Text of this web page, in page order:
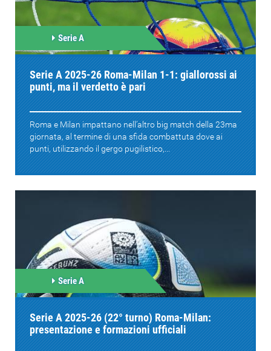
Serie A
Serie A 2025-26 Roma-Milan 1-1: giallorossi ai
punti, ma il verdetto è pari
Roma e Milan impattano nell’altro big match della 23ma
giornata, al termine di una sfida combattuta dove ai
punti, utilizzando il gergo pugilistico,...
Serie A
Serie A 2025-26 (22° turno) Roma-Milan:
presentazione e formazioni ufficiali